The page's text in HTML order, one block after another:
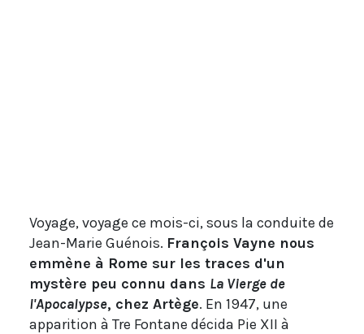
Voyage, voyage ce mois-ci, sous la conduite de
Jean-Marie Guénois. François Vayne nous
emmène à Rome sur les traces d'un
mystère peu connu dans La Vierge de
l'Apocalypse, chez Artège. En 1947, une
apparition à Tre Fontane décida Pie XII à